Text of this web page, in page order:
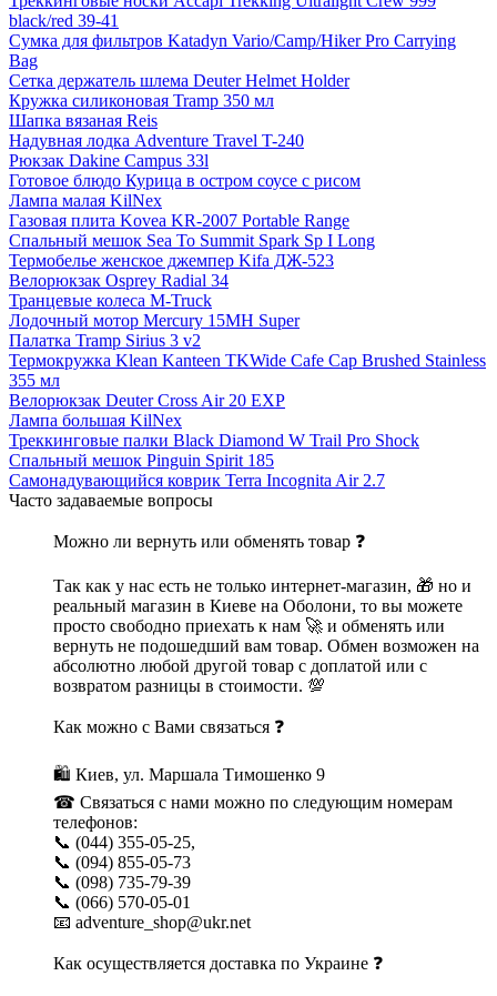
black/red 39-41
Сумка для фильтров Katadyn Vario/Camp/Hiker Pro Carrying
Bag
Сетка держатель шлема Deuter Helmet Holder
Кружка силиконовая Tramp 350 мл
Шапка вязаная Reis
Надувная лодка Adventure Travel T-240
Рюкзак Dakine Campus 33l
Готовое блюдо Курица в остром соусе с рисом
Лампа малая KilNex
Газовая плита Kovea KR-2007 Portable Range
Спальный мешок Sea To Summit Spark Sp I Long
Термобелье женское джемпер Kifa ДЖ-523
Велорюкзак Osprey Radial 34
Транцевые колеса M-Truck
Лодочный мотор Mercury 15MH Super
Палатка Tramp Sirius 3 v2
Термокружка Klean Kanteen TKWide Cafe Cap Brushed Stainless
355 мл
Велорюкзак Deuter Cross Air 20 EXP
Лампа большая KilNex
Треккинговые палки Black Diamond W Trail Pro Shock
Спальный мешок Pinguin Spirit 185
Самонадувающийся коврик Terra Incognita Air 2.7
Часто задаваемые вопросы
Можно ли вернуть или обменять товар ❓
Так как у нас есть не только интернет-магазин, 🎁 но и
реальный магазин в Киеве на Оболони, то вы можете
просто свободно приехать к нам 🚀 и обменять или
вернуть не подошедший вам товар. Обмен возможен на
абсолютно любой другой товар с доплатой или с
возвратом разницы в стоимости. 💯
Как можно с Вами связаться ❓
🛍 Киев, ул. Маршала Тимошенко 9
☎ Связаться с нами можно по следующим номерам
телефонов:
📞 (044) 355-05-25,
📞 (094) 855-05-73
📞 (098) 735-79-39
📞 (066) 570-05-01
📧 adventure_shop@ukr.net
Как осуществляется доставка по Украине ❓